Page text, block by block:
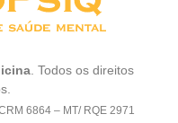
. Todos os direitos
6864 – MT/ RQE 2971